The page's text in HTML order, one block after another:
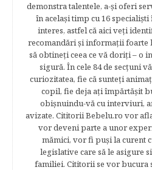
demonstra talentele, a-şi oferi
în acelaşi timp cu 16
interes, astfel că aici veţi
recomandări şi informaţii foarte
să obtineţi ceea ce vă doriţi – o
sigură. În cele 84 de secțuni
curiozitatea, fie că sunteţi
copil, fie deja aţi împărtăşit
obişnuindu-vă cu interviuri,
avizate. Cititorii Bebelu.ro vor
vor deveni parte a unor
mămici, vor fi puşi la curent
legislative care să le asigure
familiei. Cititorii se vor bucura